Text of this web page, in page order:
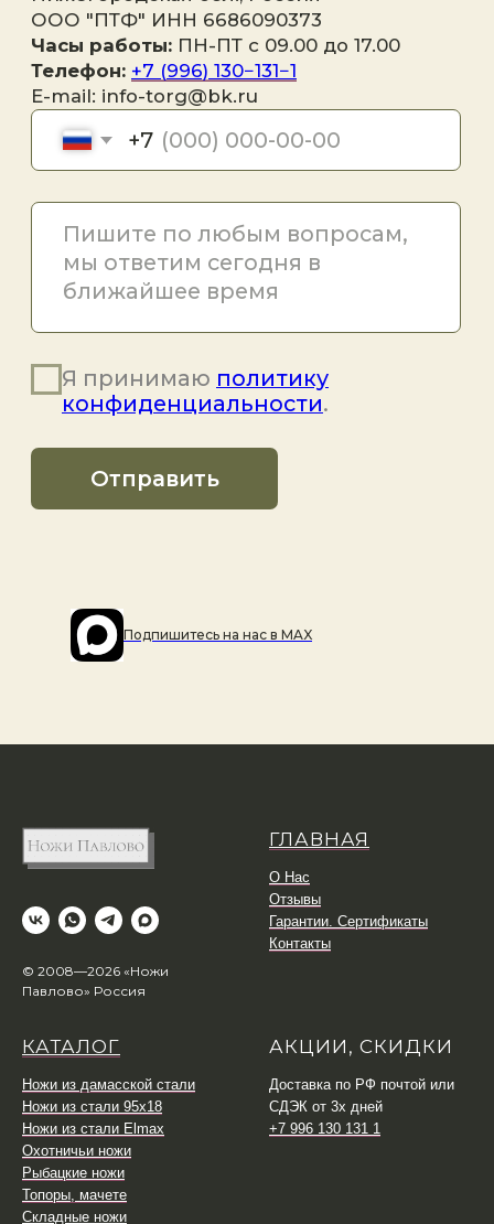
Подпишитесь на наc в MAX
© 2008—2026 «Ножи
Павлово» Россия
ГЛАВНАЯ
О Нас
Отзывы
Гарантии. Сертификаты
Контакты
КАТАЛОГ
Ножи из дамасской стали
Ножи из стали 95х18
Ножи из стали Elmax
Охотничьи ножи
Рыбацкие ножи
Топоры, мачете
Складные ножи
АКЦИИ, СКИДКИ
Доставка по РФ почтой или
СДЭК от 3х дней
+7 996 130 131 1